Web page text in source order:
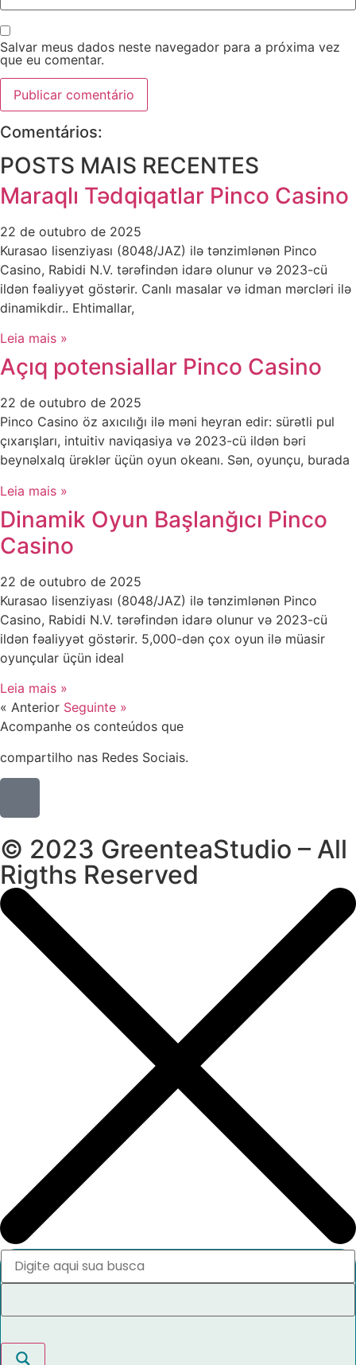
Salvar meus dados neste navegador para a próxima vez
que eu comentar.
Comentários:
POSTS MAIS RECENTES
Maraqlı Tədqiqatlar Pinco Casino
22 de outubro de 2025
Kurasao lisenziyası (8048/JAZ) ilə tənzimlənən Pinco
Casino, Rabidi N.V. tərəfindən idarə olunur və 2023-cü
ildən fəaliyyət göstərir. Canlı masalar və idman mərcləri ilə
dinamikdir.. Ehtimallar,
Leia mais »
Açıq potensiallar Pinco Casino
22 de outubro de 2025
Pinco Casino öz axıcılığı ilə məni heyran edir: sürətli pul
çıxarışları, intuitiv naviqasiya və 2023-cü ildən bəri
beynəlxalq ürəklər üçün oyun okeanı. Sən, oyunçu, burada
Leia mais »
Dinamik Oyun Başlanğıcı Pinco
Casino
22 de outubro de 2025
Kurasao lisenziyası (8048/JAZ) ilə tənzimlənən Pinco
Casino, Rabidi N.V. tərəfindən idarə olunur və 2023-cü
ildən fəaliyyət göstərir. 5,000-dən çox oyun ilə müasir
oyunçular üçün ideal
Leia mais »
« Anterior Seguinte »
Acompanhe os conteúdos que
compartilho nas Redes Sociais.
© 2023 GreenteaStudio – All
Rigths Reserved